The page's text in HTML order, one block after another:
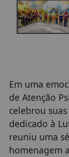
Em uma
de Atenção
celebrou
dedicado à
reuniu uma
homenagem